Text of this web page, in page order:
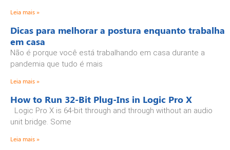
Leia mais »
Dicas para melhorar a postura enquanto trabalha
em casa
Não é porque você está trabalhando em casa durante a
pandemia que tudo é mais
Leia mais »
How to Run 32-Bit Plug-Ins in Logic Pro X
Logic Pro X is 64-bit through and through without an audio
unit bridge. Some
Leia mais »